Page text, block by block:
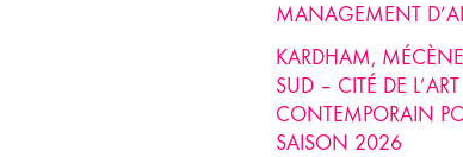
MANAGEMENT
KARDHAM,
SUD – CITÉ DE L’ART
CONTEMPORAIN
SAISON 2026